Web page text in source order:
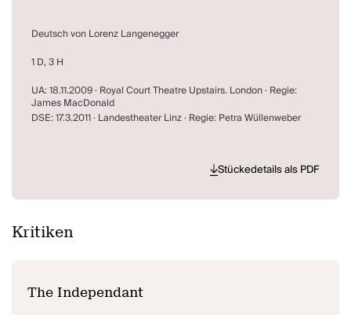
Landestheaters Linz)
Deutsch von Lorenz Langenegger
1 D, 3 H
UA: 18.11.2009 · Royal Court Theatre Upstairs. London · Regie:
James MacDonald
DSE: 17.3.2011 · Landestheater Linz · Regie: Petra Wüllenweber
Stückedetails als PDF
Kritiken
The Independant